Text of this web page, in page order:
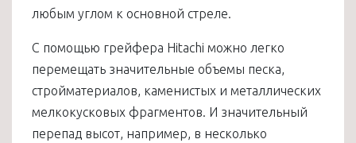
любым углом к основной стреле.
С помощью грейфера Hitachi можно легко
перемещать значительные объемы песка,
стройматериалов, каменистых и металлических
мелкокусковых фрагментов. И значительный
перепад высот, например, в несколько